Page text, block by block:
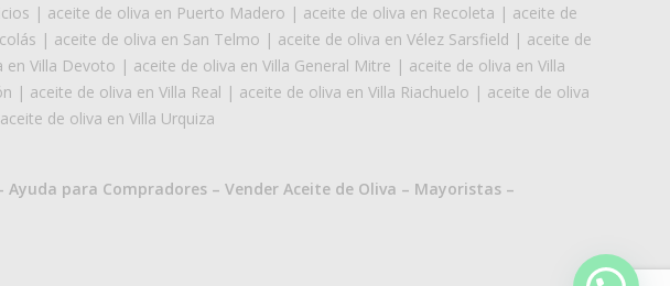
| aceite de oliva en Puerto Madero | aceite de oliva en Recoleta | aceite de
| aceite de oliva en San Telmo | aceite de oliva en Vélez Sarsfield | aceite de
en Villa Devoto | aceite de oliva en Villa General Mitre | aceite de oliva en Villa
| aceite de oliva en Villa Real | aceite de oliva en Villa Riachuelo | aceite de oliva
aceite de oliva en Villa Urquiza
Ayuda para Compradores – Vender Aceite de Oliva – Mayoristas –